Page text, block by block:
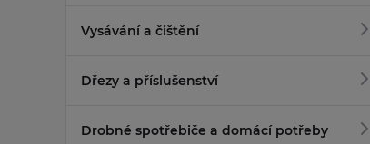
Vysávání a čištění
Dřezy a příslušenství
Drobné spotřebiče a domácí potřeby